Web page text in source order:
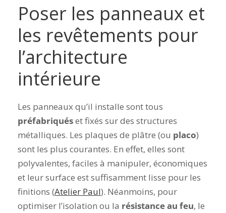
Poser les panneaux et
les revêtements pour
l’architecture
intérieure
Les panneaux qu’il installe sont tous
préfabriquéset fixés sur des structures
métalliques. Les plaques de plâtre (ou placo)
sont les plus courantes. En effet, elles sont
polyvalentes, faciles à manipuler, économiques
et leur surface est suffisamment lisse pour les
finitions (Atelier Paul). Néanmoins, pour
optimiser l’isolation ou la résistance au feu, le